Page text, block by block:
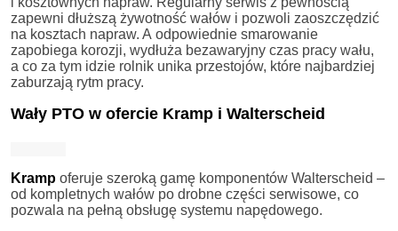
zapewni dłuższą żywotność wałów i pozwoli zaoszczędzić
na kosztach napraw. A odpowiednie smarowanie
zapobiega korozji, wydłuża bezawaryjny czas pracy wału,
a co za tym idzie rolnik unika przestojów, które najbardziej
zaburzają rytm pracy.
Wały PTO w ofercie Kramp i Walterscheid
Kramp oferuje szeroką gamę komponentów Walterscheid –
od kompletnych wałów po drobne części serwisowe, co
pozwala na pełną obsługę systemu napędowego.